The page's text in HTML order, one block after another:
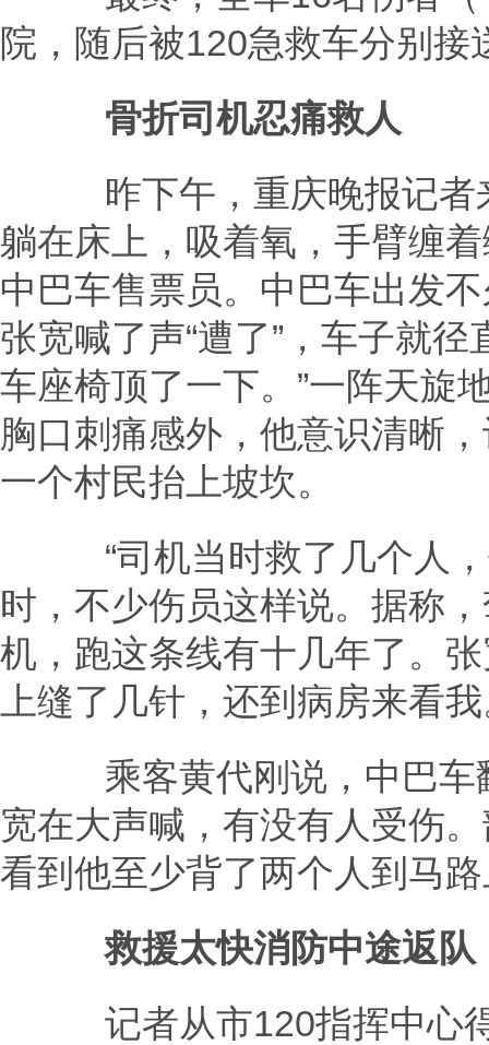
院，随后被120急救车分别接
骨折司机忍痛救人
昨下午，重庆晚报记者
躺在床上，吸着氧，手臂缠
中巴车售票员。中巴车出发
张宽喊了声“遭了”，车子就
车座椅顶了一下。”一阵天旋
胸口刺痛感外，他意识清晰
一个村民抬上坡坎。
“司机当时救了几个人，
时，不少伤员这样说。据称
机，跑这条线有十几年了。
上缝了几针，还到病房来看
乘客黄代刚说，中巴车
宽在大声喊，有没有人受伤
看到他至少背了两个人到马
救援太快消防中途返队
记者从市120指挥中心得